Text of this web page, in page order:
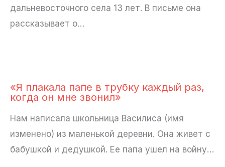
дальневосточного села 13 лет. В письме она
рассказывает о…
«Я плакала папе в трубку каждый раз,
когда он мне звонил»
Нам написала школьница Василиса (имя
изменено) из маленькой деревни. Она живет с
бабушкой и дедушкой. Ее папа ушел на войну…